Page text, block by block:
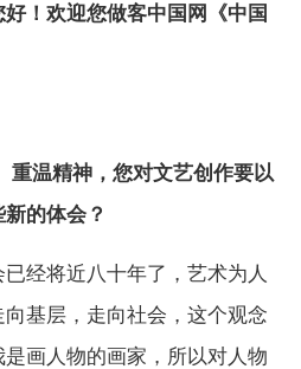
！欢迎您做客中国网《中国
重温精神，您对文艺创作要以
的体会？
已经将近八十年了，艺术为人
基层，走向社会，这个观念
画人物的画家，所以对人物